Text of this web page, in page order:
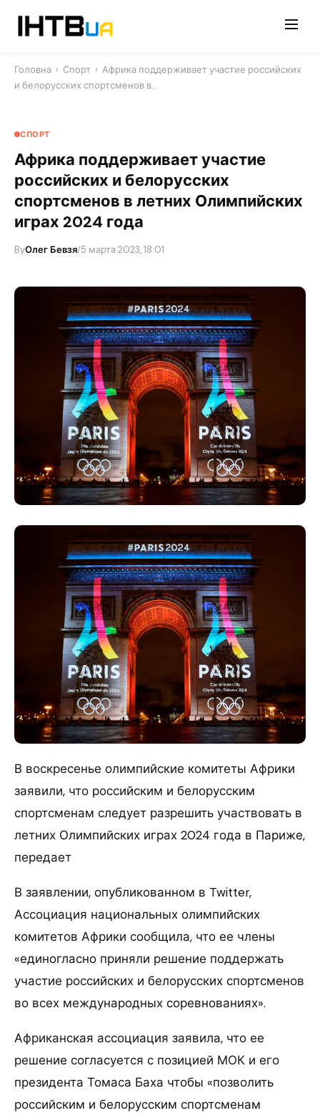
Головна › Спорт › Африка поддерживает участие российских
и белорусских спортсменов в…
СПОРТ
Африка поддерживает участие
российских и белорусских
спортсменов в летних Олимпийских
играх 2024 года
ByОлег Бевзя/5 марта 2023, 18:01
В воскресенье олимпийские комитеты Африки
заявили, что российским и белорусским
спортсменам следует разрешить участвовать в
летних Олимпийских играх 2024 года в Париже,
передает
В заявлении, опубликованном в Twitter,
Ассоциация национальных олимпийских
комитетов Африки сообщила, что ее члены
«единогласно приняли решение поддержать
участие российских и белорусских спортсменов
во всех международных соревнованиях».
Африканская ассоциация заявила, что ее
решение согласуется с позицией МОК и его
президента Томаса Баха чтобы «позволить
российским и белорусским спортсменам